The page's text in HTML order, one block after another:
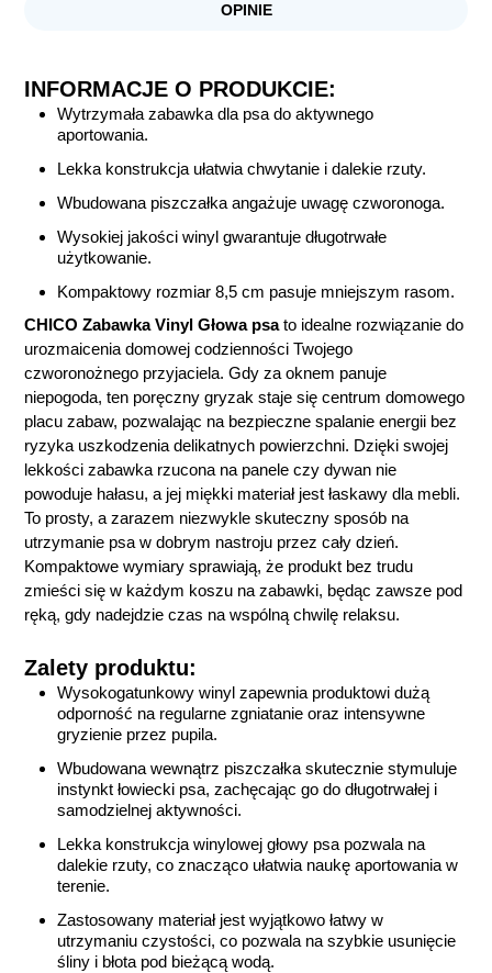
OPINIE
INFORMACJE O PRODUKCIE:
Wytrzymała zabawka dla psa do aktywnego
aportowania.
Lekka konstrukcja ułatwia chwytanie i dalekie rzuty.
Wbudowana piszczałka angażuje uwagę czworonoga.
Wysokiej jakości winyl gwarantuje długotrwałe
użytkowanie.
Kompaktowy rozmiar 8,5 cm pasuje mniejszym rasom.
CHICO Zabawka Vinyl Głowa psato idealne rozwiązanie do
urozmaicenia domowej codzienności Twojego
czworonożnego przyjaciela. Gdy za oknem panuje
niepogoda, ten poręczny gryzak staje się centrum domowego
placu zabaw, pozwalając na bezpieczne spalanie energii bez
ryzyka uszkodzenia delikatnych powierzchni. Dzięki swojej
lekkości zabawka rzucona na panele czy dywan nie
powoduje hałasu, a jej miękki materiał jest łaskawy dla mebli.
To prosty, a zarazem niezwykle skuteczny sposób na
utrzymanie psa w dobrym nastroju przez cały dzień.
Kompaktowe wymiary sprawiają, że produkt bez trudu
zmieści się w każdym koszu na zabawki, będąc zawsze pod
ręką, gdy nadejdzie czas na wspólną chwilę relaksu.
Zalety produktu:
Wysokogatunkowy winyl zapewnia produktowi dużą
odporność na regularne zgniatanie oraz intensywne
gryzienie przez pupila.
Wbudowana wewnątrz piszczałka skutecznie stymuluje
instynkt łowiecki psa, zachęcając go do długotrwałej i
samodzielnej aktywności.
Lekka konstrukcja winylowej głowy psa pozwala na
dalekie rzuty, co znacząco ułatwia naukę aportowania w
terenie.
Zastosowany materiał jest wyjątkowo łatwy w
utrzymaniu czystości, co pozwala na szybkie usunięcie
śliny i błota pod bieżącą wodą.